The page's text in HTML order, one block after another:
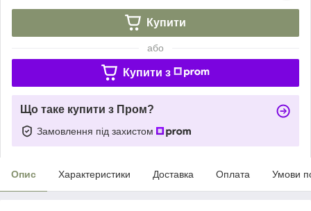
Купити
або
Купити з
Що таке купити з Пром?
Замовлення під захистом
Опис Характеристики Доставка Оплата Умови